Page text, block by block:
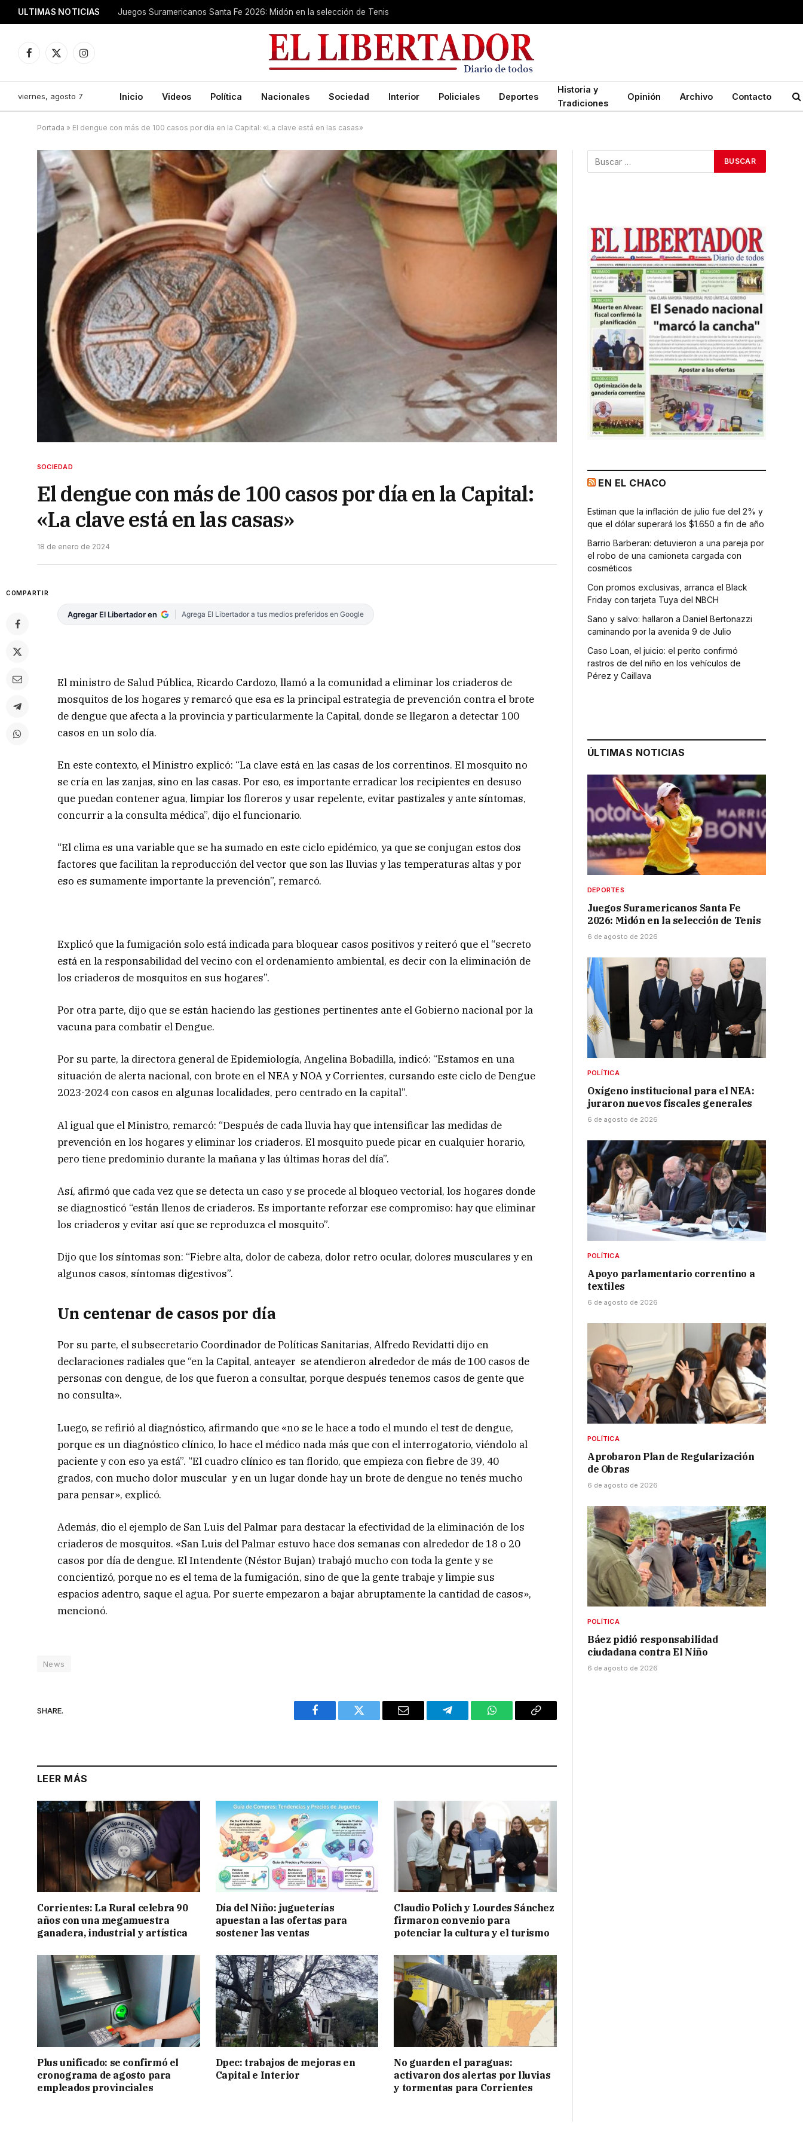
ULTIMAS NOTICIAS Juegos Suramericanos Santa Fe 2026: Midón en la selección de Tenis
Facebook
X
Instagram
viernes, agosto 7 Inicio Videos Política Nacionales Sociedad Interior Policiales Deportes
Historia y
Tradiciones
Opinión Archivo Contacto
Portada » El dengue con más de 100 casos por día en la Capital: «La clave está en las casas»
SOCIEDAD
El dengue con más de 100 casos por día en la Capital:
«La clave está en las casas»
18 de enero de 2024
COMPARTIR
Agregar El Libertador en Agrega El Libertador a tus medios preferidos en Google
El ministro de Salud Pública, Ricardo Cardozo, llamó a la comunidad a eliminar los criaderos de
mosquitos de los hogares y remarcó que esa es la principal estrategia de prevención contra el brote
de dengue que afecta a la provincia y particularmente la Capital, donde se llegaron a detectar 100
casos en un solo día.
En este contexto, el Ministro explicó: “La clave está en las casas de los correntinos. El mosquito no
se cría en las zanjas, sino en las casas. Por eso, es importante erradicar los recipientes en desuso
que puedan contener agua, limpiar los floreros y usar repelente, evitar pastizales y ante síntomas,
concurrir a la consulta médica”, dijo el funcionario.
“El clima es una variable que se ha sumado en este ciclo epidémico, ya que se conjugan estos dos
factores que facilitan la reproducción del vector que son las lluvias y las temperaturas altas y por
eso es sumamente importante la prevención”, remarcó.
Explicó que la fumigación solo está indicada para bloquear casos positivos y reiteró que el “secreto
está en la responsabilidad del vecino con el ordenamiento ambiental, es decir con la eliminación de
los criaderos de mosquitos en sus hogares”.
Por otra parte, dijo que se están haciendo las gestiones pertinentes ante el Gobierno nacional por la
vacuna para combatir el Dengue.
Por su parte, la directora general de Epidemiología, Angelina Bobadilla, indicó: “Estamos en una
situación de alerta nacional, con brote en el NEA y NOA y Corrientes, cursando este ciclo de Dengue
2023-2024 con casos en algunas localidades, pero centrado en la capital”.
Al igual que el Ministro, remarcó: “Después de cada lluvia hay que intensificar las medidas de
prevención en los hogares y eliminar los criaderos. El mosquito puede picar en cualquier horario,
pero tiene predominio durante la mañana y las últimas horas del día”.
Así, afirmó que cada vez que se detecta un caso y se procede al bloqueo vectorial, los hogares donde
se diagnosticó “están llenos de criaderos. Es importante reforzar ese compromiso: hay que eliminar
los criaderos y evitar así que se reproduzca el mosquito”.
Dijo que los síntomas son: “Fiebre alta, dolor de cabeza, dolor retro ocular, dolores musculares y en
algunos casos, síntomas digestivos”.
Un centenar de casos por día
Por su parte, el subsecretario Coordinador de Políticas Sanitarias, Alfredo Revidatti dijo en
declaraciones radiales que “en la Capital, anteayer se atendieron alrededor de más de 100 casos de
personas con dengue, de los que fueron a consultar, porque después tenemos casos de gente que
no consulta».
Luego, se refirió al diagnóstico, afirmando que «no se le hace a todo el mundo el test de dengue,
porque es un diagnóstico clínico, lo hace el médico nada más que con el interrogatorio, viéndolo al
paciente y con eso ya está”. “El cuadro clínico es tan florido, que empieza con fiebre de 39, 40
grados, con mucho dolor muscular y en un lugar donde hay un brote de dengue no tenés mucho
para pensar», explicó.
Además, dio el ejemplo de San Luis del Palmar para destacar la efectividad de la eliminación de los
criaderos de mosquitos. «San Luis del Palmar estuvo hace dos semanas con alrededor de 18 o 20
casos por día de dengue. El Intendente (Néstor Bujan) trabajó mucho con toda la gente y se
concientizó, porque no es el tema de la fumigación, sino de que la gente trabaje y limpie sus
espacios adentro, saque el agua. Por suerte empezaron a bajar abruptamente la cantidad de casos»,
mencionó.
News
SHARE.
Facebook Twitter Email Telegram WhatsAppCopy
LEER MÁS
Corrientes: La Rural celebra 90
años con una megamuestra
ganadera, industrial y artística
Día del Niño: jugueterías
apuestan a las ofertas para
sostener las ventas
Claudio Polich y Lourdes Sánchez
firmaron convenio para
potenciar la cultura y el turismo
Plus unificado: se confirmó el
cronograma de agosto para
empleados provinciales
Dpec: trabajos de mejoras en
Capital e Interior
No guarden el paraguas:
activaron dos alertas por lluvias
y tormentas para Corrientes
EN EL CHACO
Estiman que la inflación de julio fue del 2% y
que el dólar superará los $1.650 a fin de año
Barrio Barberan: detuvieron a una pareja por
el robo de una camioneta cargada con
cosméticos
Con promos exclusivas, arranca el Black
Friday con tarjeta Tuya del NBCH
Sano y salvo: hallaron a Daniel Bertonazzi
caminando por la avenida 9 de Julio
Caso Loan, el juicio: el perito confirmó
rastros de del niño en los vehículos de
Pérez y Caillava
ÚLTIMAS NOTICIAS
DEPORTES
Juegos Suramericanos Santa Fe
2026: Midón en la selección de Tenis
6 de agosto de 2026
POLÍTICA
Oxígeno institucional para el NEA:
juraron nuevos fiscales generales
6 de agosto de 2026
POLÍTICA
Apoyo parlamentario correntino a
textiles
6 de agosto de 2026
POLÍTICA
Aprobaron Plan de Regularización
de Obras
6 de agosto de 2026
POLÍTICA
Báez pidió responsabilidad
ciudadana contra El Niño
6 de agosto de 2026